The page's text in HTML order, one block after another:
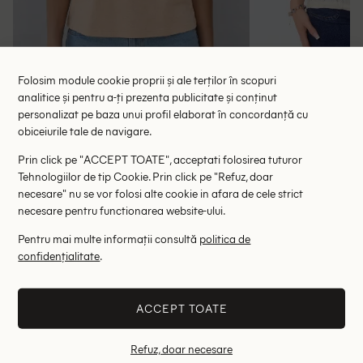
Maiou Pepe Jeans, crem
74.00 lei 99.00 lei
RRP: 149.00 lei
S
- 82%
Folosim module cookie proprii și ale terților în scopuri
analitice și pentru a-ți prezenta publicitate și conținut
personalizat pe baza unui profil elaborat în concordanță cu
obiceiurile tale de navigare.
Prin click pe "ACCEPT TOATE", acceptati folosirea tuturor
Tehnologiilor de tip Cookie. Prin click pe "Refuz, doar
necesare" nu se vor folosi alte cookie in afara de cele strict
necesare pentru functionarea website-ului.
Pentru mai multe informații consultă politica de
confidențialitate.
ACCEPT TOATE
Refuz, doar necesare